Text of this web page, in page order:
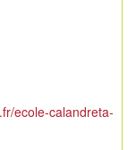
ecole-calandreta-